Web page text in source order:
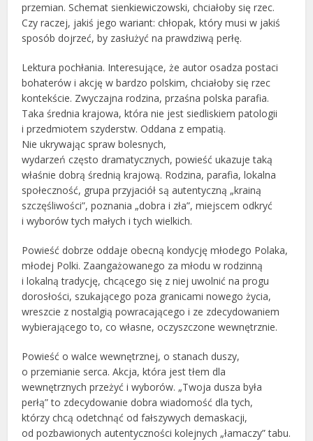
przemian. Schemat sienkiewiczowski, chciałoby się rzec.
Czy raczej, jakiś jego wariant: chłopak, który musi w jakiś
sposób dojrzeć, by zasłużyć na prawdziwą perłę.
Lektura pochłania. Interesujące, że autor osadza postaci
bohaterów i akcję w bardzo polskim, chciałoby się rzec
kontekście. Zwyczajna rodzina, przaśna polska parafia.
Taka średnia krajowa, która nie jest siedliskiem patologii
i przedmiotem szyderstw. Oddana z empatią.
Nie ukrywając spraw bolesnych,
wydarzeń często dramatycznych, powieść ukazuje taką
właśnie dobrą średnią krajową. Rodzina, parafia, lokalna
społeczność, grupa przyjaciół są autentyczną „krainą
szczęśliwości”, poznania „dobra i zła”, miejscem odkryć
i wyborów tych małych i tych wielkich.
Powieść dobrze oddaje obecną kondycję młodego Polaka,
młodej Polki. Zaangażowanego za młodu w rodzinną
i lokalną tradycję, chcącego się z niej uwolnić na progu
dorosłości, szukającego poza granicami nowego życia,
wreszcie z nostalgią powracającego i ze zdecydowaniem
wybierającego to, co własne, oczyszczone wewnętrznie.
Powieść o walce wewnętrznej, o stanach duszy,
o przemianie serca. Akcja, która jest tłem dla
wewnętrznych przeżyć i wyborów. „Twoja dusza była
perłą” to zdecydowanie dobra wiadomość dla tych,
którzy chcą odetchnąć od fałszywych demaskacji,
od pozbawionych autentyczności kolejnych „łamaczy” tabu.